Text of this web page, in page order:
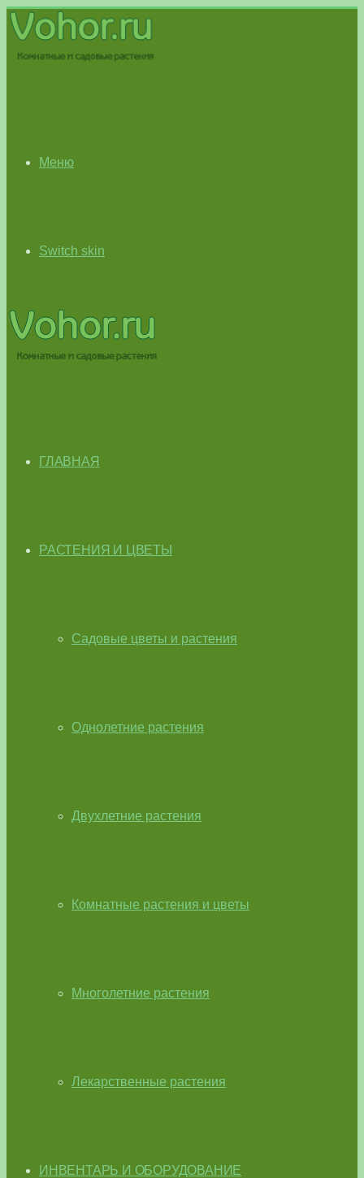
Меню
Switch skin
ГЛАВНАЯ
РАСТЕНИЯ И ЦВЕТЫ
Садовые цветы и растения
Однолетние растения
Двухлетние растения
Комнатные растения и цветы
Многолетние растения
Лекарственные растения
ИНВЕНТАРЬ И ОБОРУДОВАНИЕ